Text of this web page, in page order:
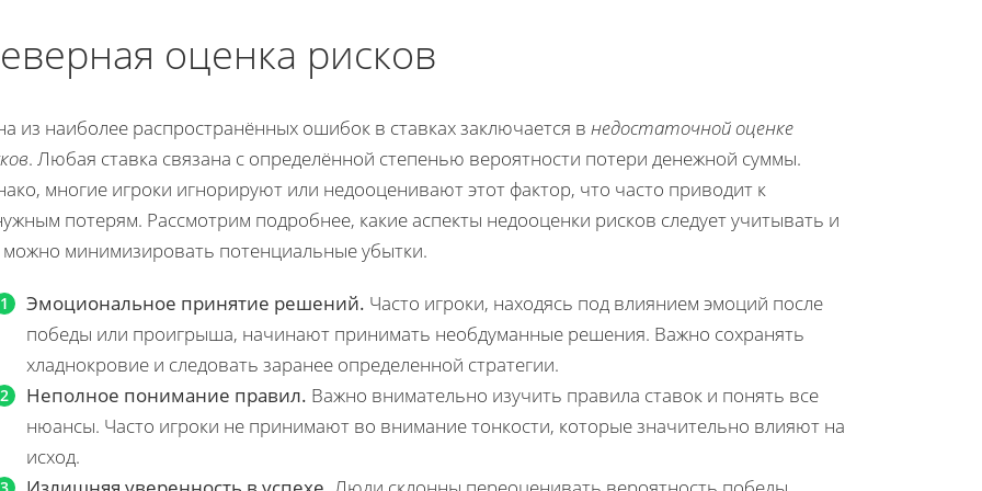
оценка рисков
из наиболее распространённых ошибок в ставках заключается в недостаточной оценке
. Любая ставка связана с определённой степенью вероятности потери денежной суммы.
многие игроки игнорируют или недооценивают этот фактор, что часто приводит к
потерям. Рассмотрим подробнее, какие аспекты недооценки рисков следует учитывать и
можно минимизировать потенциальные убытки.
Эмоциональное принятие решений. Часто игроки, находясь под влиянием эмоций после
победы или проигрыша, начинают принимать необдуманные решения. Важно сохранять
хладнокровие и следовать заранее определенной стратегии.
Неполное понимание правил. Важно внимательно изучить правила ставок и понять все
нюансы. Часто игроки не принимают во внимание тонкости, которые значительно влияют на
исход.